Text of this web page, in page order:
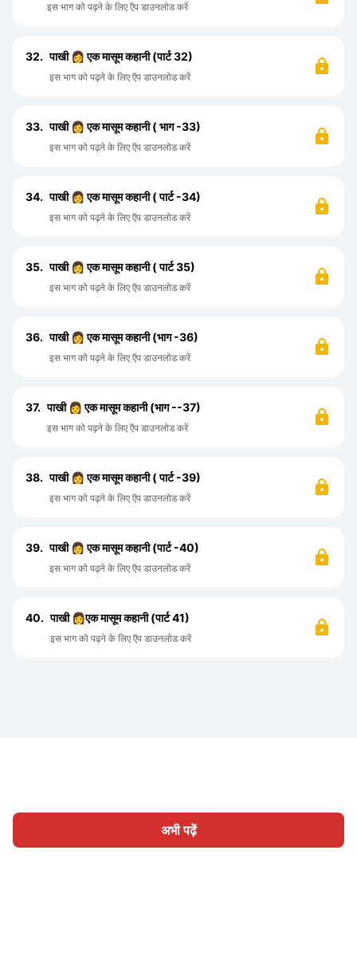
अभी पढ़ें
इस भाग को पढ़ने के लिए ऍप डाउनलोड करें
32. पाखी 👩 एक मासूम कहानी (पार्ट 32)
इस भाग को पढ़ने के लिए ऍप डाउनलोड करें
33. पाखी 👩 एक मासूम कहानी ( भाग -33)
इस भाग को पढ़ने के लिए ऍप डाउनलोड करें
34. पाखी 👩 एक मासूम कहानी ( पार्ट -34)
इस भाग को पढ़ने के लिए ऍप डाउनलोड करें
35. पाखी 👩 एक मासूम कहानी ( पार्ट 35)
इस भाग को पढ़ने के लिए ऍप डाउनलोड करें
36. पाखी 👩 एक मासूम कहानी (भाग -36)
इस भाग को पढ़ने के लिए ऍप डाउनलोड करें
37. पाखी 👩 एक मासूम कहानी (भाग --37)
इस भाग को पढ़ने के लिए ऍप डाउनलोड करें
38. पाखी 👩 एक मासूम कहानी ( पार्ट -39)
इस भाग को पढ़ने के लिए ऍप डाउनलोड करें
39. पाखी 👩 एक मासूम कहानी (पार्ट -40)
इस भाग को पढ़ने के लिए ऍप डाउनलोड करें
40. पाखी 👩एक मासूम कहानी (पार्ट 41)
इस भाग को पढ़ने के लिए ऍप डाउनलोड करें
होम श्रेणी लिखिए लेख साइन इन